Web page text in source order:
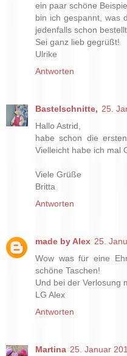
ein paar schöne
bin ich gespannt, was
jedenfalls schon bestellt.
Sei ganz lieb gegrüßt!
Ulrike
Antworten
Bastelschnitte, 25.
Hallo Astrid,
habe schon die
Vielleicht habe ich mal
Viele Grüße
Britta
Antworten
made by Alex 25.
Wow was für eine
schöne Taschen!
Und bei der Verlosung
LG Alex
Antworten
Martina 25. Januar